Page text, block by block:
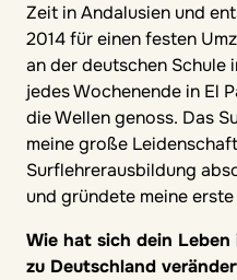
Zeit in Andalusien und
2014 für einen festen
an der deutschen Schule
jedes Wochenende in El
die Wellen genoss. Das
meine große
Surflehrerausbildung
und gründete meine
Wie hat sich dein Leben
zu Deutschland